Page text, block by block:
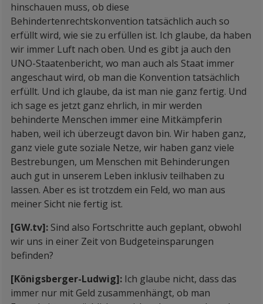
hinschauen muss, ob diese
Behindertenrechtskonvention tatsächlich auch so
erfüllt wird, wie sie zu erfüllen ist. Ich glaube, da haben
wir immer Luft nach oben. Und es gibt ja auch den
UNO-Staatenbericht, wo man auch als Staat immer
angeschaut wird, ob man die Konvention tatsächlich
erfüllt. Und ich glaube, da ist man nie ganz fertig. Und
ich sage es jetzt ganz ehrlich, in mir werden
behinderte Menschen immer eine Mitkämpferin
haben, weil ich überzeugt davon bin. Wir haben ganz,
ganz viele gute soziale Netze, wir haben ganz viele
Bestrebungen, um Menschen mit Behinderungen
auch gut in unserem Leben inklusiv teilhaben zu
lassen. Aber es ist trotzdem ein Feld, wo man aus
meiner Sicht nie fertig ist.
[GW.tv]: Sind also Fortschritte auch geplant, obwohl
wir uns in einer Zeit von Budgeteinsparungen
befinden?
[Königsberger-Ludwig]: Ich glaube nicht, dass das
immer nur mit Geld zusammenhängt, ob man